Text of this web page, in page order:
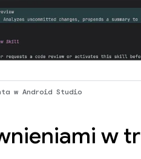
w Android Studio
w